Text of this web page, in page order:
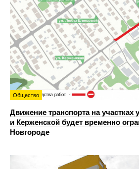
Общество
Движение транспорта на участках
и Керженской будет временно
Новгороде